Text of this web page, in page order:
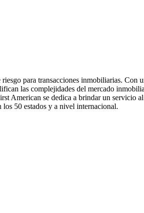
para transacciones inmobiliarias. Con
las complejidades del mercado
American se dedica a brindar un servicio
50 estados y a nivel internacional.